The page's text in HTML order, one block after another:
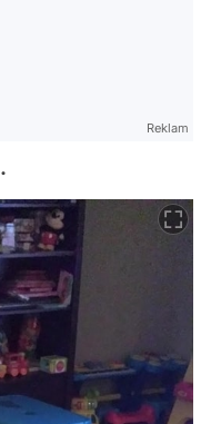
Reklam